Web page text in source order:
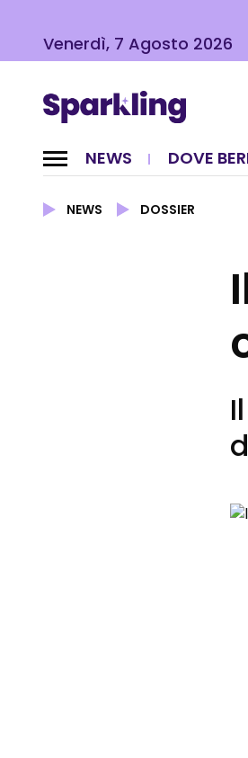
Venerdì, 7 Agosto 2026
NEWS DOVE
NEWS DOSSIER